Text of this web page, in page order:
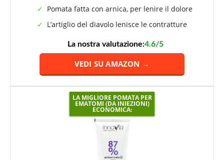
Pomata fatta con arnica, per lenire il dolore
L’artiglio del diavolo lenisce le contratture
La nostra valutazione:4.6/5
VEDI SU AMAZON →
LA MIGLIORE POMATA PER
EMATOMI (DA INIEZIONI)
ECONOMICA: